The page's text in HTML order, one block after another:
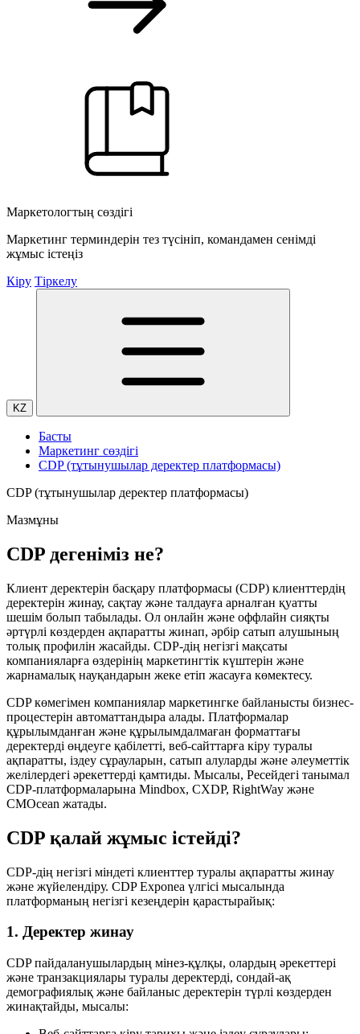
Маркетологтың сөздігі
Маркетинг терминдерін тез түсініп, командамен сенімді
жұмыс істеңіз
Кіру Тіркелу
KZ
Басты
Маркетинг сөздігі
CDP (тұтынушылар деректер платформасы)
CDP (тұтынушылар деректер платформасы)
Мазмұны
CDP дегеніміз не?
Клиент деректерін басқару платформасы (CDP) клиенттердің
деректерін жинау, сақтау және талдауға арналған қуатты
шешім болып табылады. Ол онлайн және оффлайн сияқты
әртүрлі көздерден ақпаратты жинап, әрбір сатып алушының
толық профилін жасайды. CDP-дің негізгі мақсаты
компанияларға өздерінің маркетингтік күштерін және
жарнамалық науқандарын жеке етіп жасауға көмектесу.
CDP көмегімен компаниялар маркетингке байланысты бизнес-
процестерін автоматтандыра алады. Платформалар
құрылымданған және құрылымдалмаған форматтағы
деректерді өңдеуге қабілетті, веб-сайттарға кіру туралы
ақпаратты, іздеу сұрауларын, сатып алуларды және әлеуметтік
желілердегі әрекеттерді қамтиды. Мысалы, Ресейдегі танымал
CDP-платформаларына Mindbox, CXDP, RightWay және
CMOcean жатады.
CDP қалай жұмыс істейді?
CDP-дің негізгі міндеті клиенттер туралы ақпаратты жинау
және жүйелендіру. CDP Exponea үлгісі мысалында
платформаның негізгі кезеңдерін қарастырайық:
1. Деректер жинау
CDP пайдаланушылардың мінез-құлқы, олардың әрекеттері
және транзакциялары туралы деректерді, сондай-ақ
демографиялық және байланыс деректерін түрлі көздерден
жинақтайды, мысалы: